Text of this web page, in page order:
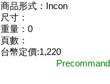
商品形式：Incon
尺寸：
重量：0
頁數：
台幣定價:1,220